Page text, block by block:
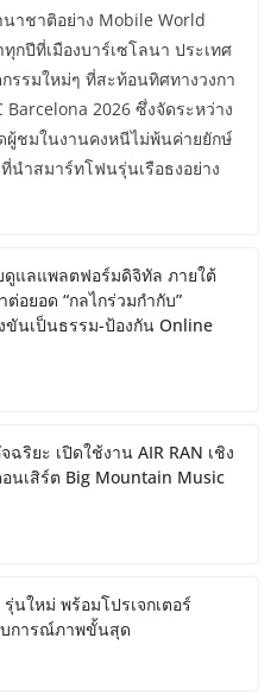
าชาติอย่าง Mobile World
กปีที่เมืองบาร์เซโลนา ประเทศ
รรมใหม่ๆ ที่สะท้อนทิศทางวงกา
2026 ซึ่งจัดระหว่าง
ชมในงานคงหนีไม่พ้นค่ายยักษ์
นำสมาร์ทโฟนรุ่นเรือธงอย่าง
ดูแลแพลตฟอร์มดิจิทัล ภายใต้
อยอด “กลไกร่วมกำกับ”
นเป็นธรรม-ป้องกัน Online
ฉริยะ เปิดใช้งาน AIR RAN เชิง
นเสิร์ต Big Mountain Music
นใหม่ พร้อมโปรเจกเตอร์
บการณ์ภาพขั้นสุด